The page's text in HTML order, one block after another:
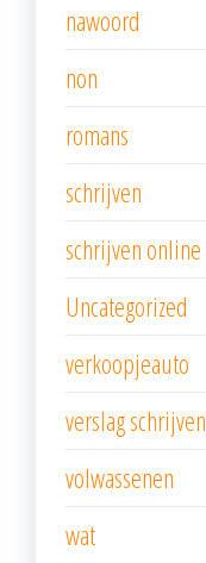
nawoord
non
romans
schrijven
schrijven online
Uncategorized
verkoopjeauto
verslag schrijven
volwassenen
wat